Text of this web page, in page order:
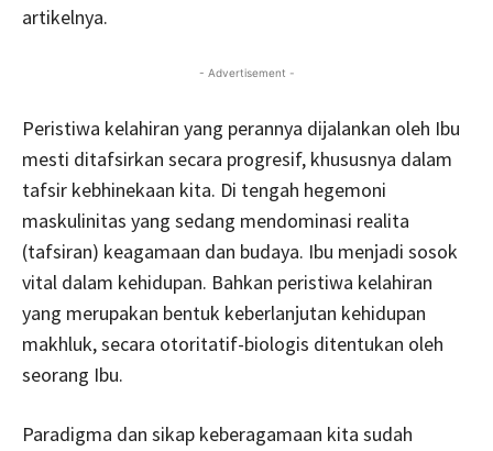
artikelnya.
- Advertisement -
Peristiwa kelahiran yang perannya dijalankan oleh Ibu
mesti ditafsirkan secara progresif, khususnya dalam
tafsir kebhinekaan kita. Di tengah hegemoni
maskulinitas yang sedang mendominasi realita
(tafsiran) keagamaan dan budaya. Ibu menjadi sosok
vital dalam kehidupan. Bahkan peristiwa kelahiran
yang merupakan bentuk keberlanjutan kehidupan
makhluk, secara otoritatif-biologis ditentukan oleh
seorang Ibu.
Paradigma dan sikap keberagamaan kita sudah